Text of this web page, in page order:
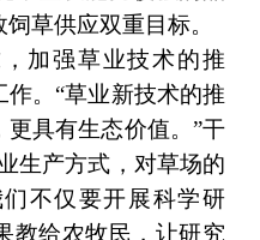
草供应双重目标。
加强草业技术的推
。“草业新技术的推
具有生态价值。”干
生产方式，对草场的
不仅要开展科学研
教给农牧民，让研究